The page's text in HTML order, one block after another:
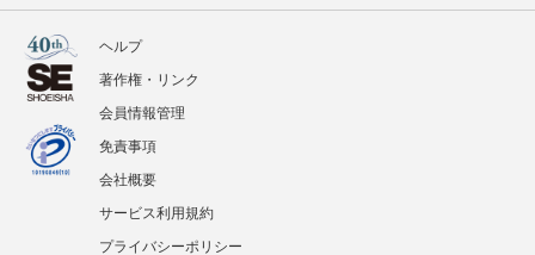
ヘルプ
著作権・リンク
会員情報管理
免責事項
会社概要
サービス利用規約
プライバシーポリシー